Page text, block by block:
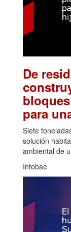
De
para
Siete
solución
ambiental de
Infobae